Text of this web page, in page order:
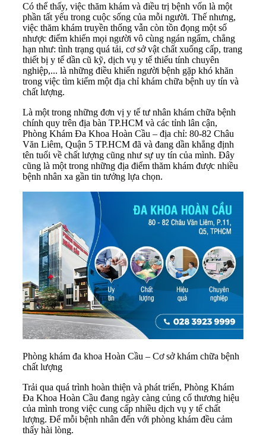
Có thể thấy, việc thăm khám và điều trị bệnh vốn là một
phần tất yếu trong cuộc sống của mỗi người. Thế nhưng,
việc thăm khám truyền thống vẫn còn tồn đọng một số
nhược điểm khiến mọi người vô cùng ngán ngẩm, chẳng
hạn như: tình trạng quá tải, cơ sở vật chất xuống cấp, trang
thiết bị y tế dần cũ kỹ, dịch vụ y tế thiếu tính chuyên
nghiệp,... là những điều khiến người bệnh gặp khó khăn
trong việc tìm kiếm một địa chỉ khám chữa bệnh uy tín và
chất lượng.
Là một trong những đơn vị y tế tư nhân khám chữa bệnh
chính quy trên địa bàn TP.HCM và các tỉnh lân cận,
Phòng Khám Đa Khoa Hoàn Cầu – địa chỉ: 80-82 Châu
Văn Liêm, Quận 5 TP.HCM đã và đang dần khẳng định
tên tuổi về chất lượng cũng như sự uy tín của mình. Đây
cũng là một trong những địa điểm thăm khám được nhiều
bệnh nhân xa gần tin tưởng lựa chọn.
Phòng khám đa khoa Hoàn Cầu – Cơ sở khám chữa bệnh
chất lượng
Trải qua quá trình hoàn thiện và phát triển, Phòng Khám
Đa Khoa Hoàn Cầu đang ngày càng củng cố thương hiệu
của mình trong việc cung cấp nhiều dịch vụ y tế chất
lượng. Để mỗi bệnh nhân đến với phòng khám đều cảm
thấy hài lòng.